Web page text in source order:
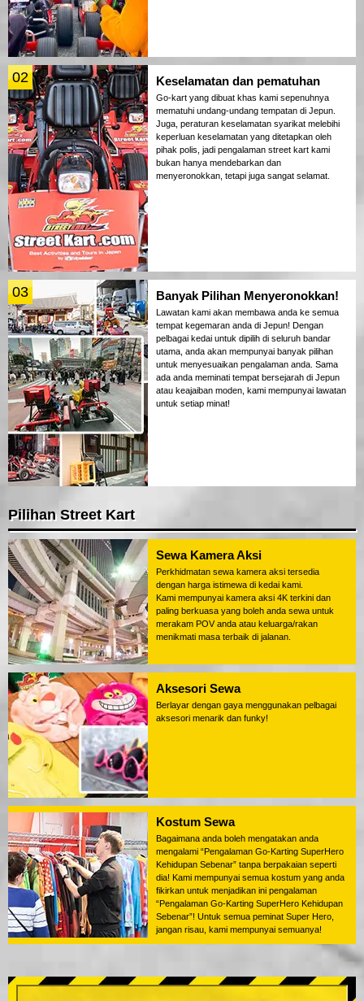
02 Keselamatan dan pematuhan
Go-kart yang dibuat khas kami sepenuhnya
mematuhi undang-undang tempatan di Jepun.
Juga, peraturan keselamatan syarikat melebihi
keperluan keselamatan yang ditetapkan oleh
pihak polis, jadi pengalaman street kart kami
bukan hanya mendebarkan dan
menyeronokkan, tetapi juga sangat selamat.
03 Banyak Pilihan Menyeronokkan!
Lawatan kami akan membawa anda ke semua
tempat kegemaran anda di Jepun! Dengan
pelbagai kedai untuk dipilih di seluruh bandar
utama, anda akan mempunyai banyak pilihan
untuk menyesuaikan pengalaman anda. Sama
ada anda meminati tempat bersejarah di Jepun
atau keajaiban moden, kami mempunyai lawatan
untuk setiap minat!
Pilihan Street Kart
Sewa Kamera Aksi
Perkhidmatan sewa kamera aksi tersedia
dengan harga istimewa di kedai kami.
Kami mempunyai kamera aksi 4K terkini dan
paling berkuasa yang boleh anda sewa untuk
merakam POV anda atau keluarga/rakan
menikmati masa terbaik di jalanan.
Aksesori Sewa
Berlayar dengan gaya menggunakan pelbagai
aksesori menarik dan funky!
Kostum Sewa
Bagaimana anda boleh mengatakan anda
mengalami “Pengalaman Go-Karting SuperHero
Kehidupan Sebenar” tanpa berpakaian seperti
dia! Kami mempunyai semua kostum yang anda
fikirkan untuk menjadikan ini pengalaman
“Pengalaman Go-Karting SuperHero Kehidupan
Sebenar”! Untuk semua peminat Super Hero,
jangan risau, kami mempunyai semuanya!